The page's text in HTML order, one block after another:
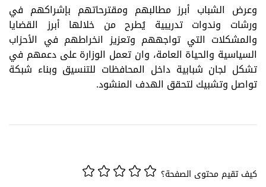
وعرض الشباب أبرز مطالبهم ومقترحاتهم بإشراكهم في
ورشات وندوات تدريبية يُطرح من خلالها أبرز القضايا
والمشكلات التي تواجههم وتعزيز انخراطهم في الأحزاب
السياسية والحياة العامة، وان تعمل الوزارة على دعمهم في
تشكل لجان شبابية داخل المحافظات للتنسيق وبناء شبكة
تواصل وتشبيك لتحقق الهدف المنشود.
كيف تقيم محتوى الصفحة؟